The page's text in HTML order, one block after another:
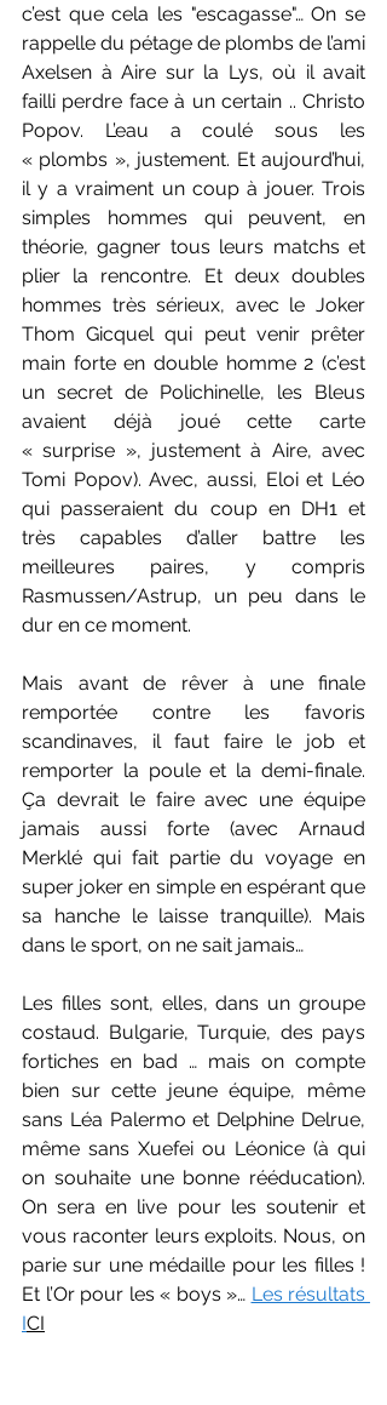
c’est que cela les "escagasse"… On se
rappelle du pétage de plombs de l’ami
Axelsen à Aire sur la Lys, où il avait
failli perdre face à un certain .. Christo
Popov. L’eau a coulé sous les
« plombs », justement. Et aujourd’hui,
il y a vraiment un coup à jouer. Trois
simples hommes qui peuvent, en
théorie, gagner tous leurs matchs et
plier la rencontre. Et deux doubles
hommes très sérieux, avec le Joker
Thom Gicquel qui peut venir prêter
main forte en double homme 2 (c’est
un secret de Polichinelle, les Bleus
avaient déjà joué cette carte
« surprise », justement à Aire, avec
Tomi Popov). Avec, aussi, Eloi et Léo
qui passeraient du coup en DH1 et
très capables d’aller battre les
meilleures paires, y compris
Rasmussen/Astrup, un peu dans le
dur en ce moment.
Mais avant de rêver à une finale
remportée contre les favoris
scandinaves, il faut faire le job et
remporter la poule et la demi-finale.
Ça devrait le faire avec une équipe
jamais aussi forte (avec Arnaud
Merklé qui fait partie du voyage en
super joker en simple en espérant que
sa hanche le laisse tranquille). Mais
dans le sport, on ne sait jamais…
Les filles sont, elles, dans un groupe
costaud. Bulgarie, Turquie, des pays
fortiches en bad … mais on compte
bien sur cette jeune équipe, même
sans Léa Palermo et Delphine Delrue,
même sans Xuefei ou Léonice (à qui
on souhaite une bonne rééducation).
On sera en live pour les soutenir et
vous raconter leurs exploits. Nous, on
parie sur une médaille pour les filles !
Et l’Or pour les « boys »… Les résultats
ICI